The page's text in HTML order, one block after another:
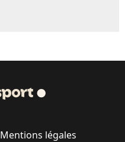
Mentions légales